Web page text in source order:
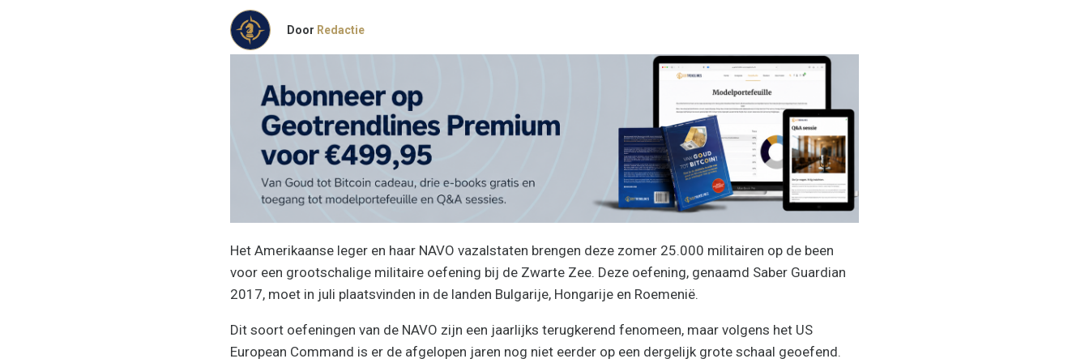
Door Redactie
Het Amerikaanse leger en haar NAVO vazalstaten brengen deze zomer 25.000 militairen op de been
voor een grootschalige militaire oefening bij de Zwarte Zee. Deze oefening, genaamd Saber Guardian
2017, moet in juli plaatsvinden in de landen Bulgarije, Hongarije en Roemenië.
Dit soort oefeningen van de NAVO zijn een jaarlijks terugkerend fenomeen, maar volgens het US
European Command is er de afgelopen jaren nog niet eerder op een dergelijk grote schaal geoefend.